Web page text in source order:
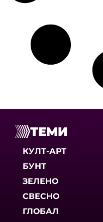
ТЕМИ
КУЛТ-АРТ
БУНТ
ЗЕЛЕНО
СВЕСНО
ГЛОБАЛ